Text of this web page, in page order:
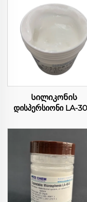
Სილიკონის
დისპერსიონი LA-